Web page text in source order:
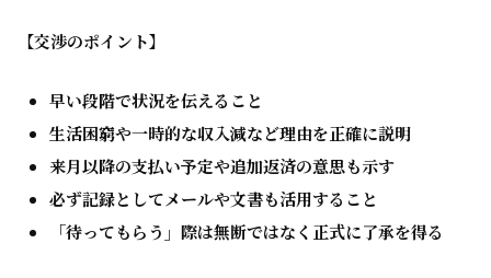
【交渉のポイント】
早い段階で状況を伝えること
生活困窮や一時的な収入減など理由を正確に説明
来月以降の支払い予定や追加返済の意思も示す
必ず記録としてメールや文書も活用すること
「待ってもらう」際は無断ではなく正式に了承を得る